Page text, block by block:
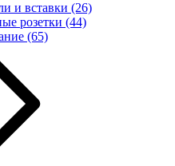
и вставки (26)
розетки (44)
(65)